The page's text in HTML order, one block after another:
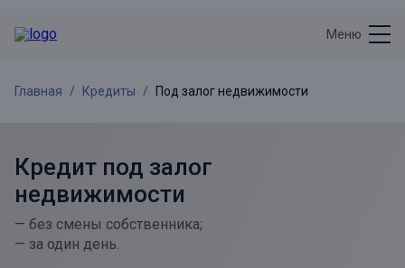
Меню
Главная Кредиты Под залог недвижимости
Кредит под залог
недвижимости
— без смены собственника;
— за один день.